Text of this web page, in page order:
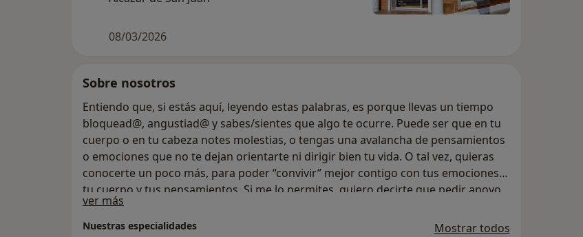
08/03/2026
Sobre nosotros
Entiendo que, si estás aquí, leyendo estas palabras, es porque llevas un tiempo
bloquead@, angustiad@ y sabes/sientes que algo te ocurre. Puede ser que en tu
cuerpo o en tu cabeza notes molestias, o tengas una avalancha de pensamientos
o emociones que no te dejan orientarte ni dirigir bien tu vida. O tal vez, quieras
conocerte un poco más, para poder “convivir” mejor contigo con tus emociones,
tu cuerpo y tus pensamientos. Si me lo permites, quiero decirte que pedir apoyo
es válido y totalmente necesario, porque te mereces estar bien. Te comprendo y
te acompaño.
ver más
Nuestras especialidades Mostrar todos